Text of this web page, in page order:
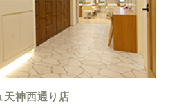
天神西通り店